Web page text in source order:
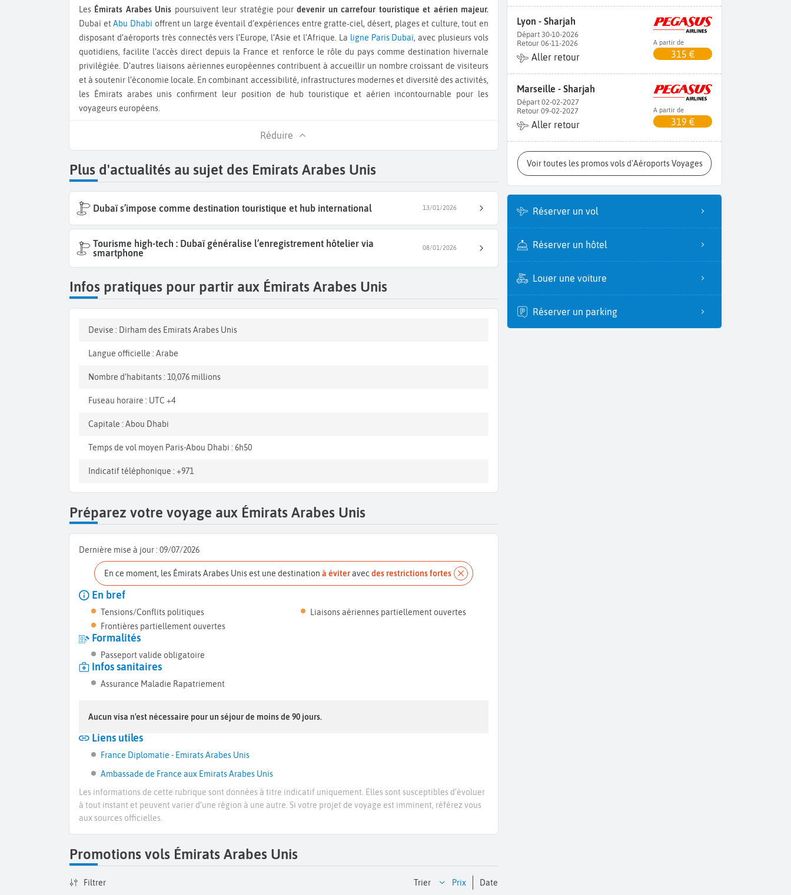
Les Émirats Arabes Unis poursuivent leur stratégie pourdevenir un carrefour touristique et aérien majeur.
Dubaï etAbu Dhabi offrent un large éventail d’expériences entre gratte‑ciel, désert, plages et culture, tout en
disposant d’aéroports très connectés vers l’Europe, l’Asie et l’Afrique. La ligne Paris Dubaï, avec plusieurs vols
quotidiens, facilite l’accès direct depuis la France et renforce le rôle du pays comme destination hivernale
privilégiée. D’autres liaisons aériennes européennes contribuent à accueillir un nombre croissant de visiteurs
et à soutenir l’économie locale. En combinant accessibilité, infrastructures modernes et diversité des activités,
les Émirats arabes unis confirment leur position de hub touristique et aérien incontournable pour les
voyageurs européens.
Réduire
Plus d'actualités au sujet des Emirats Arabes Unis
Dubaï s’impose comme destination touristique et hub international 13/01/2026
Tourisme high-tech : Dubaï généralise l’enregistrement hôtelier via
smartphone
08/01/2026
Infos pratiques pour partir aux Émirats Arabes Unis
Devise : Dirham des Emirats Arabes Unis
Langue officielle : Arabe
Nombre d’habitants : 10,076 millions
Fuseau horaire : UTC +4
Capitale : Abou Dhabi
Temps de vol moyen Paris-Abou Dhabi : 6h50
Indicatif téléphonique : +971
Préparez votre voyage aux Émirats Arabes Unis
Dernière mise à jour : 09/07/2026
En ce moment, les Émirats Arabes Unis est une destination à éviteravec des restrictions fortes
En bref
Tensions/Conflits politiques
Frontières partiellement ouvertes
Liaisons aériennes partiellement ouvertes
Formalités
Passeport valide obligatoire
Infos sanitaires
Assurance Maladie Rapatriement
Aucun visa n'est nécessaire pour un séjour de moins de 90 jours.
Liens utiles
France Diplomatie - Emirats Arabes Unis
Ambassade de France aux Emirats Arabes Unis
Les informations de cette rubrique sont données à titre indicatif uniquement. Elles sont susceptibles d’évoluer
à tout instant et peuvent varier d’une région à une autre. Si votre projet de voyage est imminent, référez vous
aux sources officielles.
Promotions vols Émirats Arabes Unis
Filtrer Trier prix date
Lyon - Sharjah
Départ 30-10-2026
Retour 06-11-2026
Aller retour
A partir de
315 €
Marseille - Sharjah
Départ 02-02-2027
Retour 09-02-2027
Aller retour
A partir de
319 €
Voir toutes les promos vols d'Aéroports Voyages
Réserver un vol
Réserver un hôtel
Louer une voiture
Réserver un parking